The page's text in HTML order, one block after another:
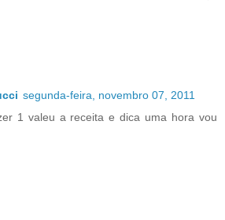
segunda-feira, novembro 07, 2011
1 valeu a receita e dica uma hora vou